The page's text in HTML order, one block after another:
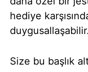
hediye
duygusallaşabilir.
Size bu başlık